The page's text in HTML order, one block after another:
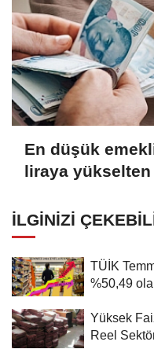
En düşük
liraya
İLGINIZI
TÜİK
%50,49
Yüksek
Reel